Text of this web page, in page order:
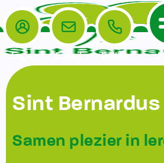
Home
De School
Veiligheidsplan
Het Team
Ouders
TussenSchoolse
Login E-mail Bellen
Sint Bernardus
Samen plezier in